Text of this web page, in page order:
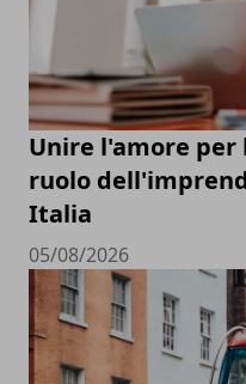
Unire l'amore per
ruolo
Italia
05/08/2026